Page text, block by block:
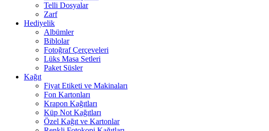
Telli Dosyalar
Zarf
Hediyelik
Albümler
Biblolar
Fotoğraf Çerçeveleri
Lüks Masa Setleri
Paket Süsler
Kağıt
Fiyat Etiketi ve Makinaları
Fon Kartonları
Krapon Kağıtları
Küp Not Kağıtları
Özel Kağıt ve Kartonlar